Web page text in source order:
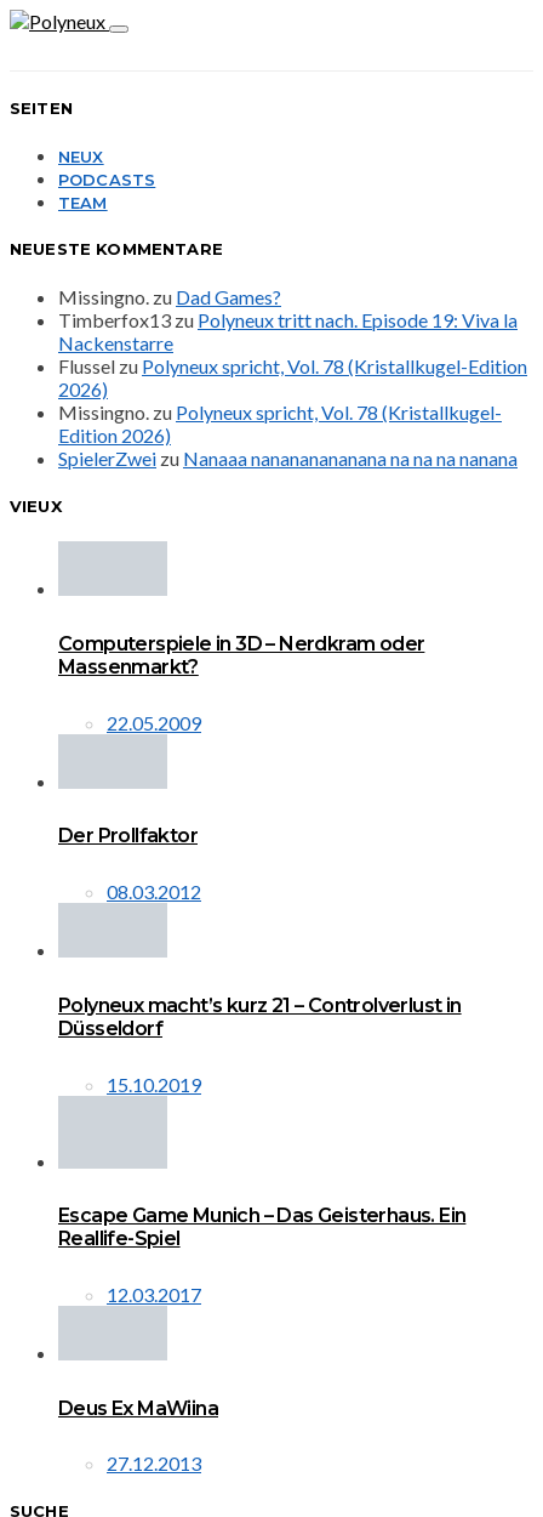
SEITEN
NEUX
PODCASTS
TEAM
NEUESTE KOMMENTARE
Missingno. zu Dad Games?
Timberfox13 zu Polyneux tritt nach. Episode 19: Viva la
Nackenstarre
Flussel zu Polyneux spricht, Vol. 78 (Kristallkugel-Edition
2026)
Missingno. zu Polyneux spricht, Vol. 78 (Kristallkugel-
Edition 2026)
SpielerZwei zu Nanaaa nanananananana na na na nanana
VIEUX
Computerspiele in 3D – Nerdkram oder
Massenmarkt?
22.05.2009
Der Prollfaktor
08.03.2012
Polyneux macht’s kurz 21 – Controlverlust in
Düsseldorf
15.10.2019
Escape Game Munich – Das Geisterhaus. Ein
Reallife-Spiel
12.03.2017
Deus Ex MaWiina
27.12.2013
SUCHE